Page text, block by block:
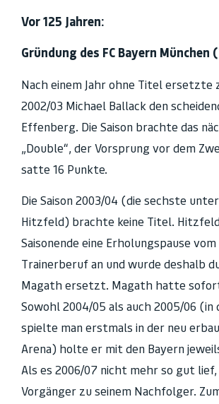
Vor 125 Jahren:
Gründung des FC Bayern München
Nach einem Jahr ohne Titel ersetzte
2002/03 Michael Ballack den
Effenberg. Die Saison brachte das
„Double“, der Vorsprung vor dem
satte 16 Punkte.
Die Saison 2003/04 (die sechste
Hitzfeld) brachte keine Titel.
Saisonende eine Erholungspause
Trainerberuf an und wurde deshalb
Magath ersetzt. Magath hatte
Sowohl 2004/05 als auch 2005/06 (in
spielte man erstmals in der neu
Arena) holte er mit den Bayern
Als es 2006/07 nicht mehr so gut lief,
Vorgänger zu seinem Nachfolger.